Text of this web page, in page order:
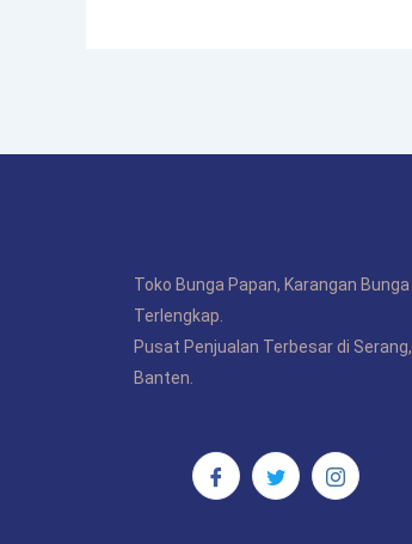
Toko Bunga Papan, Karangan Bunga
Terlengkap.
Pusat Penjualan Terbesar di Serang,
Banten.